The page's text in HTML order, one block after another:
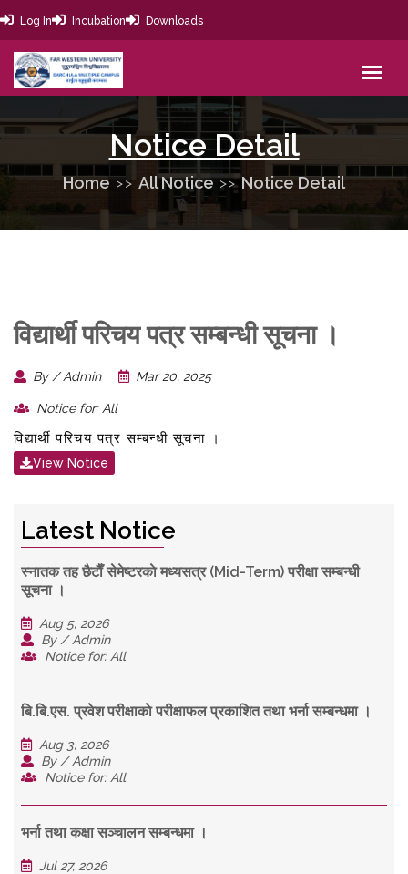
Log In Incubation Downloads
Notice Detail
Home All Notice Notice Detail
विद्यार्थी परिचय पत्र सम्बन्धी सूचना ।
By / Admin Mar 20, 2025
Notice for: All
विद्यार्थी परिचय पत्र सम्बन्धी सूचना ।
View Notice
Latest Notice
स्नातक तह छैटाैँ सेमेष्टरकाे मध्यसत्र (Mid-Term) परीक्षा सम्बन्धी
सूचना ।
Aug 5, 2026
By / Admin
Notice for: All
बि.बि.एस. प्रवेश परीक्षाकाे परीक्षाफल प्रकाशित तथा भर्ना सम्बन्धमा ।
Aug 3, 2026
By / Admin
Notice for: All
भर्ना तथा कक्षा सञ्चालन सम्बन्धमा ।
Jul 27, 2026